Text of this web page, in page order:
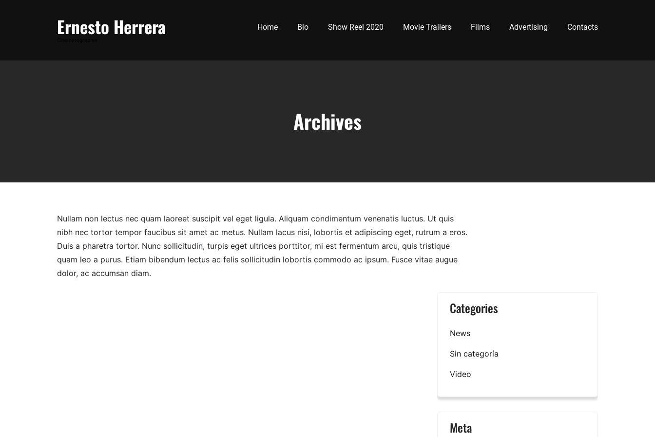
Ernesto Herrera Home Bio Show Reel 2020 Movie Trailers Films Advertising Contacts
Archives
Nullam non lectus nec quam laoreet suscipit vel eget ligula. Aliquam condimentum venenatis luctus. Ut quis
nibh nec tortor tempor faucibus sit amet ac metus. Nullam lacus nisi, lobortis et adipiscing eget, rutrum a eros.
Duis a pharetra tortor. Nunc sollicitudin, turpis eget ultrices porttitor, mi est fermentum arcu, quis tristique
quam leo a purus. Etiam bibendum lectus ac felis sollicitudin lobortis commodo ac ipsum. Fusce vitae augue
dolor, ac accumsan diam.
Categories
News
Sin categoría
Video
Meta